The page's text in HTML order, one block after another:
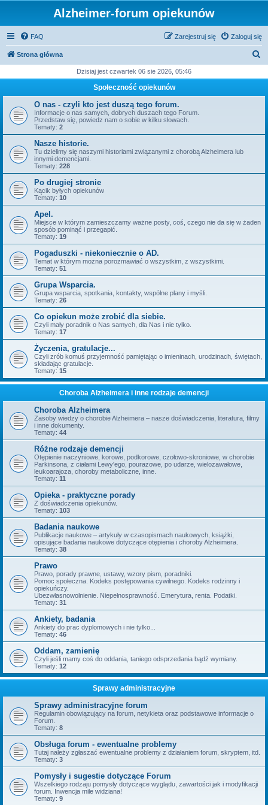
Alzheimer-forum opiekunów
FAQ Zaloguj się
Zarejestruj się
Strona główna
k
Dzisiaj jest czwartek 06 sie 2026, 05:46
Społeczność opiekunów
O nas - czyli kto jest duszą tego forum.
Informacje o nas samych, dobrych duszach tego Forum.
Przedstaw się, powiedz nam o sobie w kilku słowach.
Tematy: 2
Nasze historie.
Tu dzielimy się naszymi historiami związanymi z chorobą Alzheimera lub
innymi demencjami.
Tematy: 228
Po drugiej stronie
Kącik byłych opiekunów
Tematy: 10
Apel.
Miejsce w którym zamieszczamy ważne posty, coś, czego nie da się w żaden
sposób pominąć i przegapić.
Tematy: 19
Pogaduszki - niekoniecznie o AD.
Temat w którym można porozmawiać o wszystkim, z wszystkimi.
Tematy: 51
Grupa Wsparcia.
Grupa wsparcia, spotkania, kontakty, wspólne plany i myśli.
Tematy: 26
Co opiekun może zrobić dla siebie.
Czyli mały poradnik o Nas samych, dla Nas i nie tylko.
Tematy: 17
Życzenia, gratulacje...
Czyli zrób komuś przyjemność pamiętając o imieninach, urodzinach, świętach,
składając gratulacje.
Tematy: 15
Choroba Alzheimera i inne rodzaje demencji
Choroba Alzheimera
Zasoby wiedzy o chorobie Alzheimera – nasze doświadczenia, literatura, filmy
i inne dokumenty.
Tematy: 44
Różne rodzaje demencji
Otępienie naczyniowe, korowe, podkorowe, czołowo-skroniowe, w chorobie
Parkinsona, z ciałami Lewy'ego, pourazowe, po udarze, wielozawałowe,
leukoarajoza, choroby metaboliczne, inne.
Tematy: 11
Opieka - praktyczne porady
Z doświadczenia opiekunów.
Tematy: 103
Badania naukowe
Publikacje naukowe – artykuły w czasopismach naukowych, książki,
opisujące badania naukowe dotyczące otępienia i choroby Alzheimera.
Tematy: 38
Prawo
Prawo, porady prawne, ustawy, wzory pism, poradniki.
Pomoc społeczna. Kodeks postępowania cywilnego. Kodeks rodzinny i
opiekuńczy.
Ubezwłasnowolnienie. Niepełnosprawność. Emerytura, renta. Podatki.
Tematy: 31
Ankiety, badania
Ankiety do prac dyplomowych i nie tylko...
Tematy: 46
Oddam, zamienię
Czyli jeśli mamy coś do oddania, taniego odsprzedania bądź wymiany.
Tematy: 12
Sprawy administracyjne
Sprawy administracyjne forum
Regulamin obowiązujący na forum, netykieta oraz podstawowe informacje o
Forum.
Tematy: 8
Obsługa forum - ewentualne problemy
Tutaj należy zgłaszać ewentualne problemy z działaniem forum, skryptem, itd.
Tematy: 3
Pomysły i sugestie dotyczące Forum
Wszelkiego rodzaju pomysły dotyczące wyglądu, zawartości jak i modyfikacji
forum. Inwencja mile widziana!
Tematy: 9